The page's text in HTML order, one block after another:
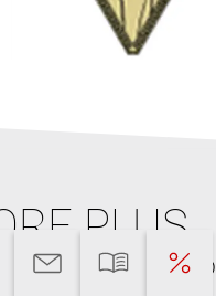
PLUS